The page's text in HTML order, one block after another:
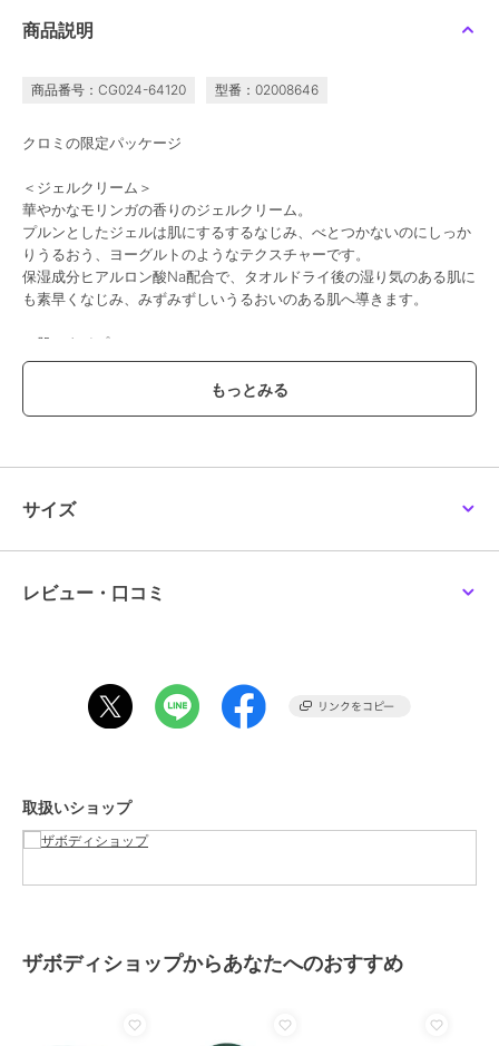
商品説明
商品番号：CG024-64120 型番：02008646
クロミの限定パッケージ
＜ジェルクリーム＞
華やかなモリンガの香りのジェルクリーム。
プルンとしたジェルは肌にするするなじみ、べとつかないのにしっか
りうるおう、ヨーグルトのようなテクスチャーです。
保湿成分ヒアルロン酸Na配合で、タオルドライ後の湿り気のある肌に
も素早くなじみ、みずみずしいうるおいのある肌へ導きます。
＜肌のタイプ＞
すべての肌
－コミュニティフェアトレード原料－
スペイン産アーモンドエキス(整肌成分)
た商品。
100%リサイクル可能な容器は、インドのプラスチックフォーチェン
ジ社のコミュニティフェアトレード再生プラスチックを使用。
＜ご使用方法＞
適量をやさしくマッサージするように肌になじませてください。
ブランド ザボディショップ
ボディローショ
サイズ
レビュー・口コミ
取扱いショップ
ザボディショップからあなたへのおすすめ